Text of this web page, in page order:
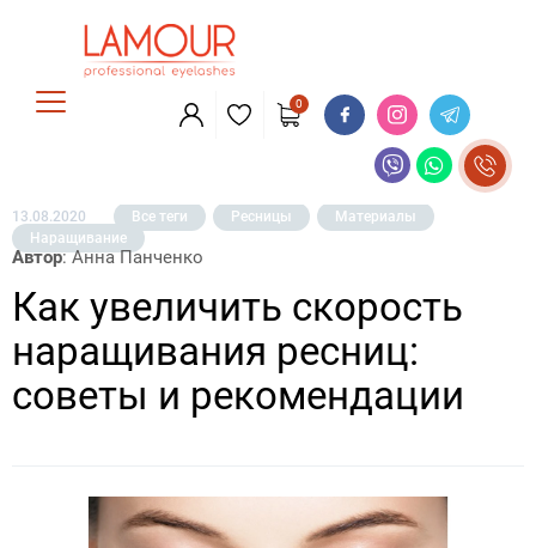
0
13.08.2020 Все теги Ресницы
Материалы
Наращивание
Автор: Анна Панченко
Как увеличить скорость
наращивания ресниц:
советы и рекомендации